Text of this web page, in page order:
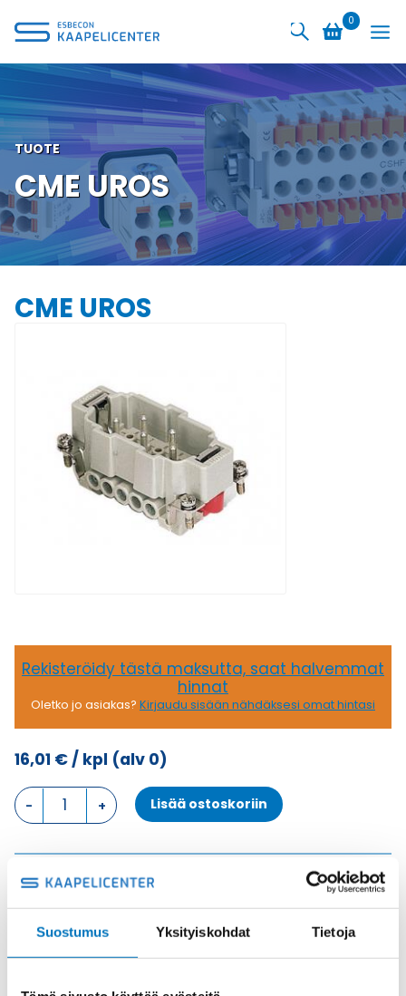
Suostumus Yksityiskohdat Tietoja
sisältöön
0
TUOTE
CME UROS
CME UROS
Rekisteröidy tästä maksutta, saat halvemmat
hinnat
Oletko jo asiakas? Kirjaudu sisään nähdäksesi omat hintasi
16,01 €/ kpl (alv 0)
CME
UROS
Lisää ostoskoriin